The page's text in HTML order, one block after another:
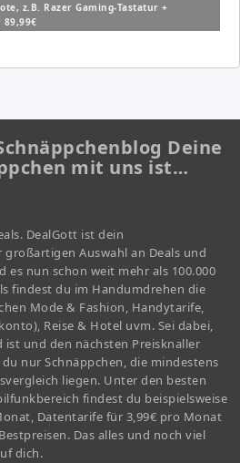
z.B. Razer Gaming-Tastatur +
89,99€
Deine
mit uns ist…
DealGott ist dein
Auswahl an Deals und
es nun schon weit mehr als 100.000
findest du im Handumdrehen die
Mode & Fashion, Handytarife,
Reise & Hotel uvm. Sei dabei,
ist und den nächsten Preisknaller
nur Schnäppchen, die mindestens
liegen. Unter den besten
findest du beispielsweise
Datentarife für 3,99€ pro Monat
Das alles und noch viel
dich.